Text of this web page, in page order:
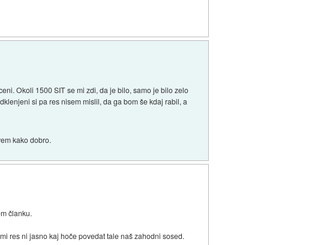
Okoli 1500 SIT se mi zdi, da je bilo, samo je bilo zelo
si pa res nisem mislil, da ga bom še kdaj rabil, a
kako dobro.
članku.
res ni jasno kaj hoče povedat tale naš zahodni sosed.